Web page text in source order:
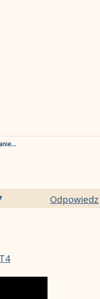
Odpowiedz